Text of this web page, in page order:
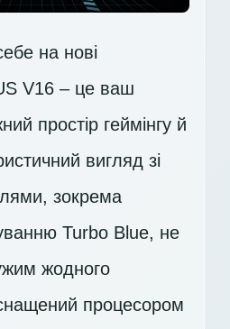
на нові
V16 – це ваш
простір геймінгу й
вигляд зі
зокрема
Turbo Blue, не
жодного
процесором